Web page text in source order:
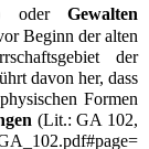
oderGewalten
Beginn deralten
der
davon her, dass
physischen Formen
(Lit.:GA 102,